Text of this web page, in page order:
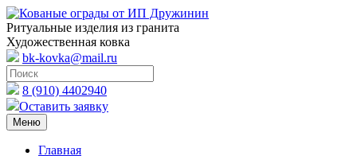
Ритуальные изделия из гранита
Художественная ковка
bk-kovka@mail.ru
8 (910) 4402940
Оставить заявку
Меню
Главная